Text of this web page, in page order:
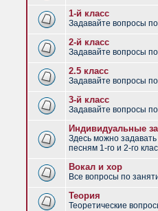
1-й класс
Задавайте вопросы
2-й класс
Задавайте вопросы
2.5 класс
Задавайте вопросы
3-й класс
Задавайте вопросы
Индивидуальные
Здесь можно
песням 1-го и 2-го
Вокал и хор
Все вопросы по
Теория
Теоретические